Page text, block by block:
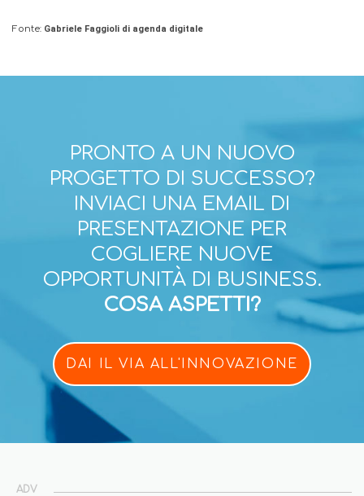
Fonte: Gabriele Faggioli di agenda digitale
PRONTO A UN NUOVO
PROGETTO DI SUCCESSO?
INVIACI UNA EMAIL DI
PRESENTAZIONE PER
COGLIERE NUOVE
OPPORTUNITÀ DI BUSINESS.
COSA ASPETTI?
DAI IL VIA ALL'INNOVAZIONE
ADV